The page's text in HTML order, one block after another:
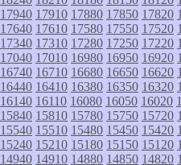
17940 17910 17880 17850 17820
17640 17610 17580 17550 17520
17340 17310 17280 17250 17220
17040 17010 16980 16950 16920
16740 16710 16680 16650 16620
16440 16410 16380 16350 16320
16140 16110 16080 16050 16020
15840 15810 15780 15750 15720
15540 15510 15480 15450 15420
15240 15210 15180 15150 15120
14940 14910 14880 14850 14820